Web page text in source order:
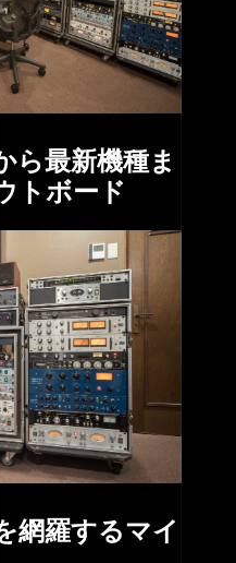
ら最新機種ま
トボード
網羅するマイ